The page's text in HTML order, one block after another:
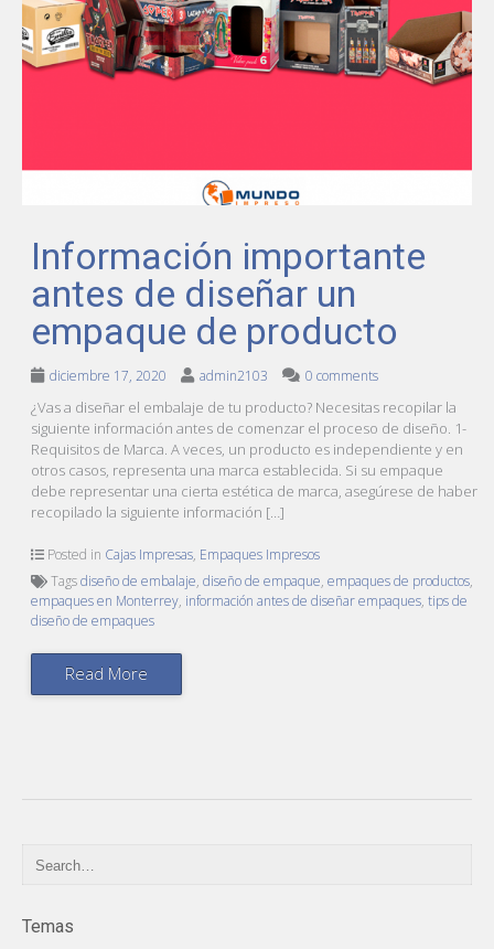
Información importante
antes de diseñar un
empaque de producto
diciembre 17, 2020 admin2103 0 comments
¿Vas a diseñar el embalaje de tu producto? Necesitas recopilar la
siguiente información antes de comenzar el proceso de diseño. 1-
Requisitos de Marca. A veces, un producto es independiente y en
otros casos, representa una marca establecida. Si su empaque
debe representar una cierta estética de marca, asegúrese de haber
recopilado la siguiente información […]
Posted in Cajas Impresas, Empaques Impresos
Tagsdiseño de embalaje,diseño de empaque,empaques de productos,
empaques en Monterrey, información antes de diseñar empaques,tips de
diseño de empaques
Read More
Temas